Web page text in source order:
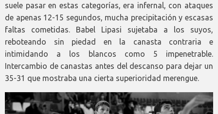
suele pasar en estas categorías, era infernal, con ataques
de apenas 12-15 segundos, mucha precipitación y escasas
faltas cometidas. Babel Lipasi sujetaba a los suyos,
reboteando sin piedad en la canasta contraria e
intimidando a los blancos como 5 impenetrable.
Intercambio de canastas antes del descanso para dejar un
35-31 que mostraba una cierta superioridad merengue.